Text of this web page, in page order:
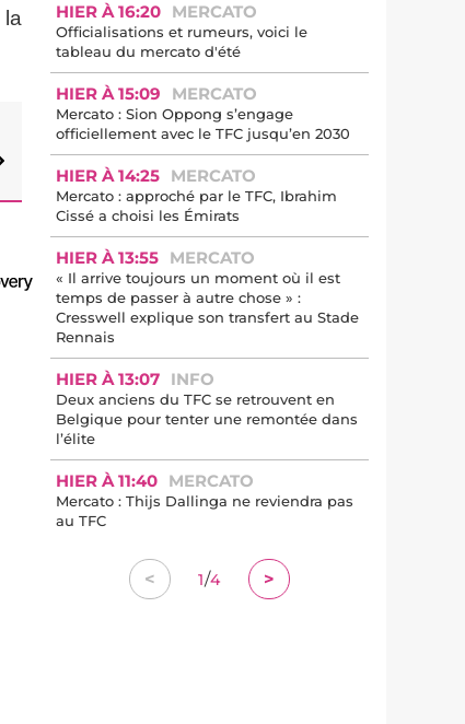
HIER À 16:20 MERCATO
Officialisations et rumeurs, voici le
tableau du mercato d'été
HIER À 15:09 MERCATO
Mercato : Sion Oppong s’engage
officiellement avec le TFC jusqu’en 2030
HIER À 14:25 MERCATO
Mercato : approché par le TFC, Ibrahim
Cissé a choisi les Émirats
HIER À 13:55 MERCATO
« Il arrive toujours un moment où il est
temps de passer à autre chose » :
Cresswell explique son transfert au Stade
Rennais
HIER À 13:07 INFO
Deux anciens du TFC se retrouvent en
Belgique pour tenter une remontée dans
l’élite
HIER À 11:40 MERCATO
Mercato : Thijs Dallinga ne reviendra pas
au TFC
< 1/4 >